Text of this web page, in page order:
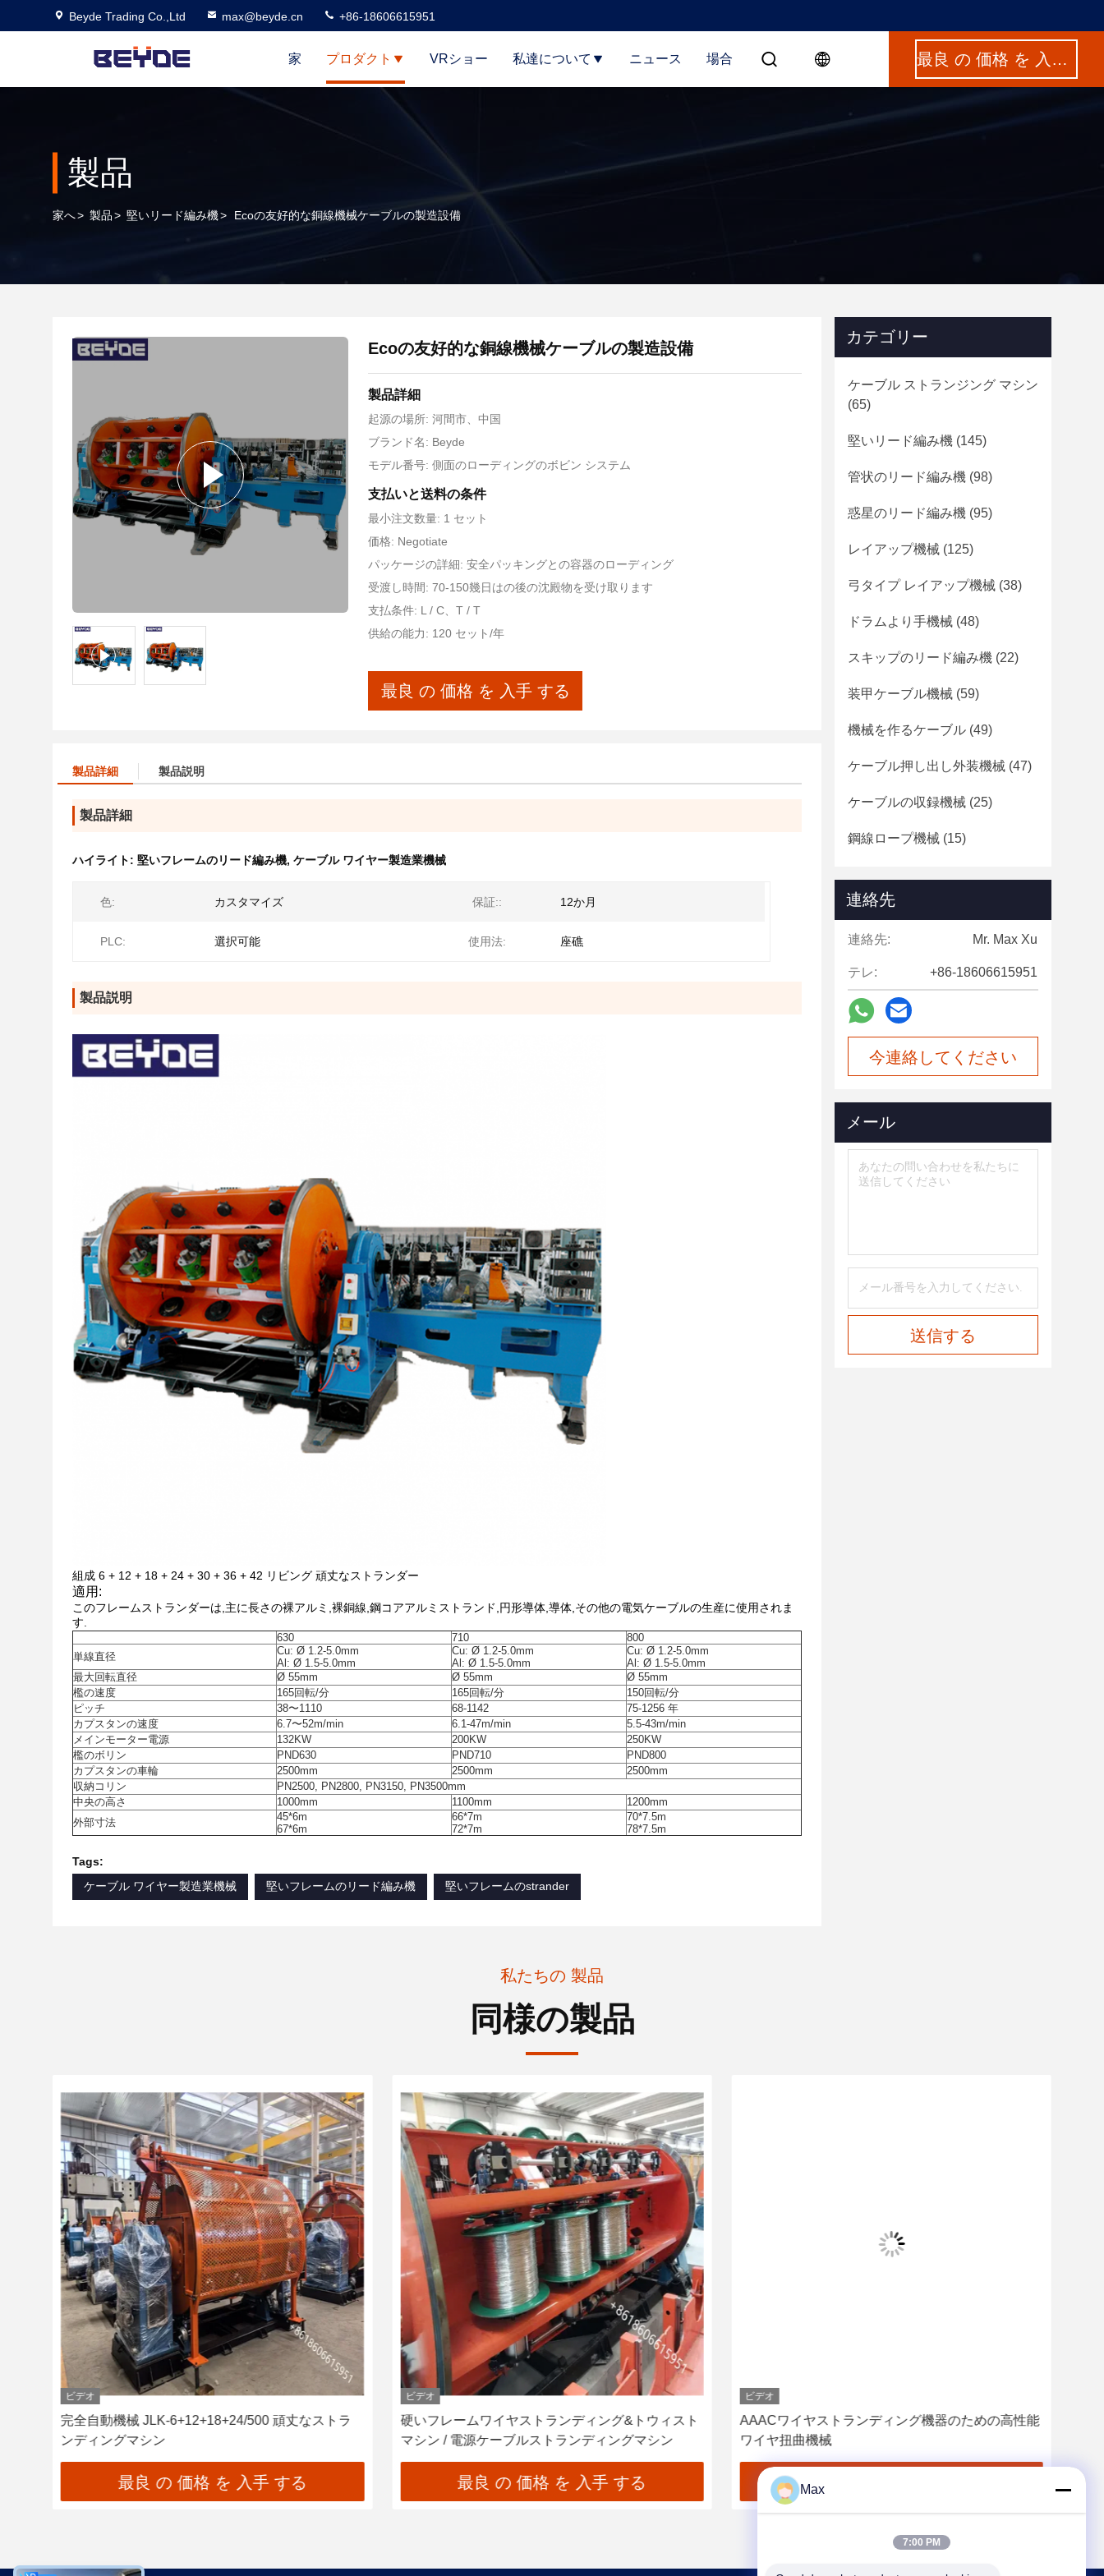
Beyde Trading Co.,Ltd max@beyde.cn +86-18606615951
家 プロダクト VRショー 私達について ニュース 場合 最良 の 価格 を 入手 する
製品
家へ> 製品> 堅いリード編み機> Ecoの友好的な銅線機械ケーブルの製造設備
Ecoの友好的な銅線機械ケーブルの製造設備
製品詳細
起源の場所: 河間市、中国
ブランド名: Beyde
モデル番号: 側面のローディングのボビン システム
支払いと送料の条件
最小注文数量: 1 セット
価格: Negotiate
パッケージの詳細: 安全パッキングとの容器のローディング
受渡し時間: 70-150幾日はの後の沈殿物を受け取ります
支払条件: L / C、T / T
供給の能力: 120 セット/年
最良 の 価格 を 入手 する
製品詳細 製品説明
製品詳細
ハイライト: 堅いフレームのリード編み機, ケーブル ワイヤー製造業機械
色: カスタマイズ 保証:: 12か月
PLC: 選択可能 使用法: 座礁
製品説明
組成 6 + 12 + 18 + 24 + 30 + 36 + 42 リビング 頑丈なストランダー
適用:
このフレームストランダーは,主に長さの裸アルミ,裸銅線,鋼コアアルミストランド,円形導体,導体,その他の電気ケーブルの生産に使用されま
す.
630 710
800
単線直径
Cu: Ø 1.2-5.0mm
Al: Ø 1.5-5.0mm
Cu: Ø 1.2-5.0mm
Al: Ø 1.5-5.0mm
Cu: Ø 1.2-5.0mm
Al: Ø 1.5-5.0mm
最大回転直径
Ø 55mm Ø 55mm
Ø 55mm
檻の速度
165回転/分 165回転/分
150回転/分
ピッチ
38〜1110 68-1142
75-1256 年
カプスタンの速度
6.7〜52m/min 6.1-47m/min
5.5-43m/min
メインモーター電源
132KW 200KW
250KW
檻のボリン
PND630 PND710
PND800
カプスタンの車輪
2500mm 2500mm
2500mm
収納コリン
PN2500, PN2800, PN3150, PN3500mm
中央の高さ
1000mm 1100mm
1200mm
外部寸法
45*6m
67*6m
66*7m
72*7m
70*7.5m
78*7.5m
Tags:
ケーブル ワイヤー製造業機械
堅いフレームのリード編み機 堅いフレームのstrander
カテゴリー
ケーブル ストランジング マシン
(65)
堅いリード編み機 (145)
管状のリード編み機 (98)
惑星のリード編み機 (95)
レイアップ機械 (125)
弓タイプ レイアップ機械 (38)
ドラムより手機械 (48)
スキップのリード編み機 (22)
装甲ケーブル機械 (59)
機械を作るケーブル (49)
ケーブル押し出し外装機械 (47)
ケーブルの収録機械 (25)
鋼線ロープ機械 (15)
連絡先
連絡先: Mr. Max Xu
テレ: +86-18606615951
今連絡してください
メール
送信する
私たちの 製品
同様の製品
ビデオ
完全自動機械 JLK-6+12+18+24/500 頑丈なストラ
ンディングマシン
最良 の 価格 を 入手 する
ビデオ
硬いフレームワイヤストランディング&トウィスト
マシン / 電源ケーブルストランディングマシン
最良 の 価格 を 入手 する
ビデオ
AAACワイヤストランディング機器のための高性能
ワイヤ扭曲機械
最良 の 価格 を 入手 する
Max
7:00 PM